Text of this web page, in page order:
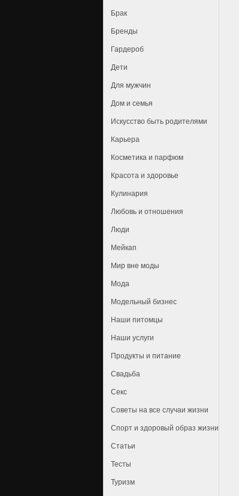
Брак
Бренды
Гардероб
Дети
Для мужчин
Дом и семья
Искусство быть родителями
Карьера
Косметика и парфюм
Красота и здоровье
Кулинария
Любовь и отношения
Люди
Мейкап
Мир вне моды
Мода
Модельный бизнес
Наши питомцы
Наши услуги
Продукты и питание
Свадьба
Секс
Советы на все случаи жизни
Спорт и здоровый образ жизни
Статьи
Тесты
Туризм